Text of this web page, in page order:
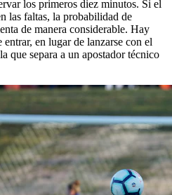
los primeros diez minutos. Si el
las faltas, la probabilidad de
de manera considerable. Hay
en lugar de lanzarse con el
que separa a un apostador técnico